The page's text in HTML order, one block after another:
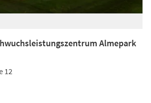
Almepark
12